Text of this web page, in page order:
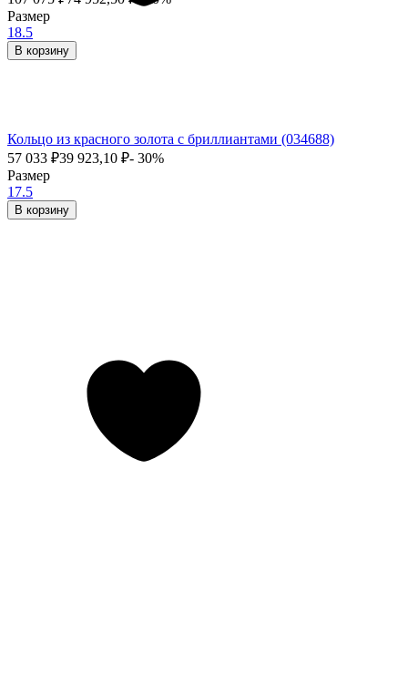
Размер
18.5
В корзину
Кольцо из красного золота с бриллиантами (034688)
57 033 ₽39 923,10 ₽- 30%
Размер
17.5
В корзину